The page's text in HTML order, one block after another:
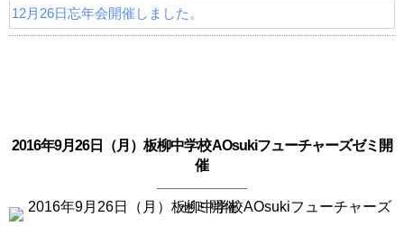
12月26日忘年会開催しました。
2016年9月26日（月）板柳中学校AOsukiフューチャーズゼミ開
催